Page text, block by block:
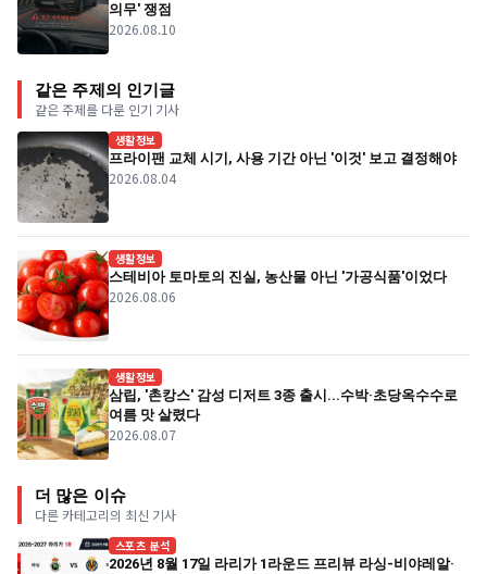
의무' 쟁점
2026.08.10
같은 주제의 인기글
같은 주제를 다룬 인기 기사
생활정보
프라이팬 교체 시기, 사용 기간 아닌 '이것' 보고 결정해야
2026.08.04
생활정보
스테비아 토마토의 진실, 농산물 아닌 '가공식품'이었다
2026.08.06
생활정보
삼립, '촌캉스' 감성 디저트 3종 출시...수박·초당옥수수로
여름 맛 살렸다
2026.08.07
더 많은 이슈
다른 카테고리의 최신 기사
스포츠 분석
2026년 8월 17일 라리가 1라운드 프리뷰 라싱-비야레알·